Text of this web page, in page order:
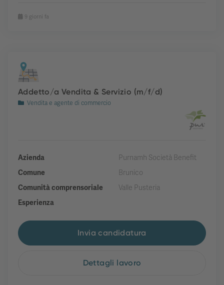
9 giorni fa
Addetto/a Vendita & Servizio (m/f/d)
Vendita e agente di commercio
Azienda
Purnamh Società Benefit
Comune
Brunico
Comunità comprensoriale
Valle Pusteria
Esperienza
Invia candidatura
Dettagli lavoro